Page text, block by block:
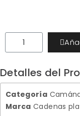
Detalles del
Categoría
Marca Cadenas